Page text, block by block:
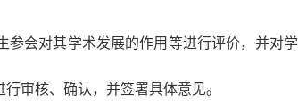
会对其学术发展的作用等进行评价，并对
审核、确认，并签署具体意见。